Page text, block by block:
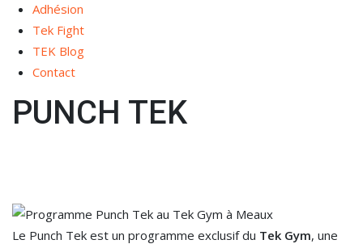
Adhésion
Tek Fight
TEK Blog
Contact
PUNCH TEK
Le Punch Tek est un programme exclusif du Tek Gym, une